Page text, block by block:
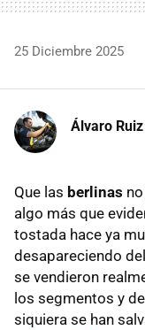
25 Diciembre 2025
Álvaro Ruiz
Que las berlinas
algo más que
tostada hace ya
desapareciendo
se vendieron
los segmentos y
siquiera se han